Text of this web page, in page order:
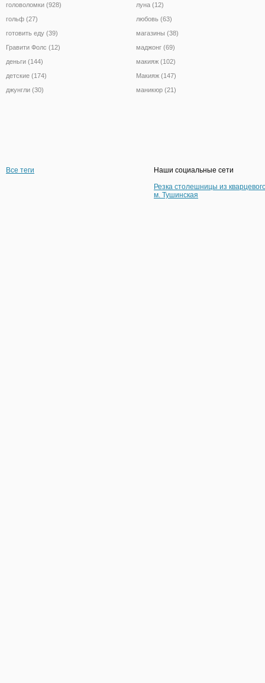
головоломки (928)
гольф (27)
готовить еду (39)
Гравити Фолс (12)
деньги (144)
детские (174)
джунгли (30)
луна (12)
любовь (63)
магазины (38)
маджонг (69)
макияж (102)
Макияж (147)
маникюр (21)
Все теги
Наши социальные сети
Резка столешницы из
м. Тушинская